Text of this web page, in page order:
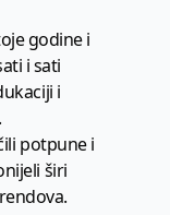
godine i
i sati
i
potpune i
širi